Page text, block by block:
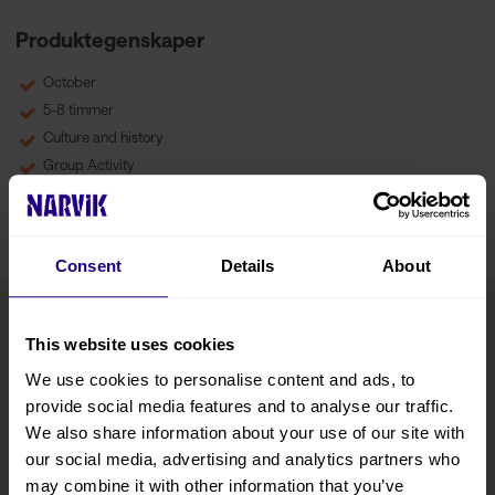
Consent Details About
This website uses cookies
We use cookies to personalise content and ads, to
provide social media features and to analyse our traffic.
We also share information about your use of our site with
our social media, advertising and analytics partners who
may combine it with other information that you’ve
Produktegenskaper
October
5-8 timmer
Culture and history
Group Activity